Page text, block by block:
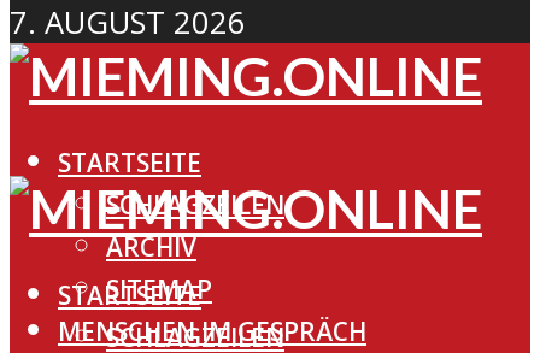
7. AUGUST 2026
STARTSEITE
SCHLAGZEILEN
ARCHIV
SITEMAP
MENSCHEN IM GESPRÄCH
STARTSEITE
SCHLAGZEILEN